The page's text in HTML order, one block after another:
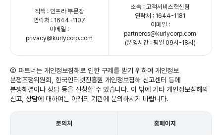
직책 : 인프라 부문장
연락처 : 1644-1107
이메일 :
privacy@kurlycorp.com
소속 : 고객서비스혁신팀
연락처 : 1644-1181
이메일 :
partnercs@kurlycorp.com
(운영시간 : 평일 09시-18시)
② 파트너는 개인정보침해로 인한 구제를 받기 위하여 개인정보
분쟁조정위원회, 한국인터넷진흥원 개인정보침해 신고센터 등에
분쟁해결이나 상담 등을 신청할 수 있습니다. 이 밖에 기타 개인정보침해의
신고, 상담에 대하여는 아래의 기관에 문의하시기 바랍니다.
문의처 홈페이지